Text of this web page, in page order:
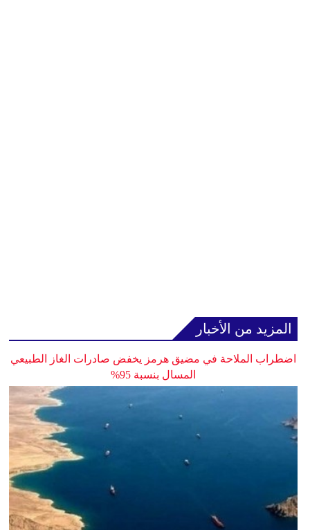
المزيد من الأخبار
اضطراب الملاحة في مضيق هرمز يخفض صادرات الغاز الطبيعي
المسال بنسبة 95%